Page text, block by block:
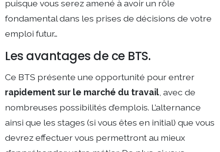
puisque vous serez amené à avoir un rôle
fondamental dans les prises de décisions de votre
emploi futur…
Les avantages de ce BTS.
Ce BTS présente une opportunité pour entrer
rapidement sur le marché du travail , avec de
nombreuses possibilités d’emplois. L’alternance
ainsi que les stages (si vous êtes en initial) que vous
devrez effectuer vous permettront au mieux